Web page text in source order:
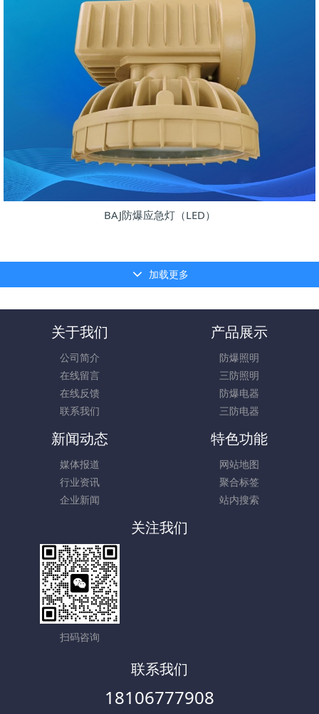
BAJ防爆应急灯（LED）
加载更多
关于我们
公司简介
在线留言
在线反馈
联系我们
产品展示
防爆照明
三防照明
防爆电器
三防电器
新闻动态
媒体报道
行业资讯
企业新闻
特色功能
网站地图
聚合标签
站内搜索
关注我们
扫码咨询
联系我们
18106777908